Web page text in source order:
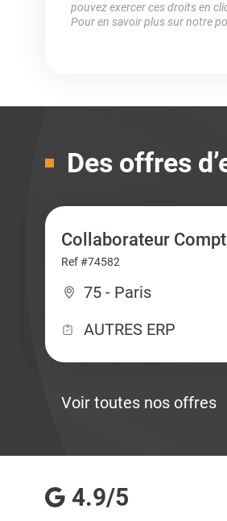
pouvez exercer ces droits en
Pour en savoir plus sur notre
Des offres
Collaborateur
Ref #74582
75 - Paris
AUTRES ERP
Voir toutes nos offres
4.9/5